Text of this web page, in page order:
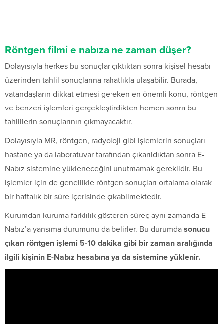
Röntgen filmi e nabıza ne zaman düşer?
Dolayısıyla herkes bu sonuçlar çıktıktan sonra kişisel hesabı
üzerinden tahlil sonuçlarına rahatlıkla ulaşabilir. Burada,
vatandaşların dikkat etmesi gereken en önemli konu, röntgen
ve benzeri işlemleri gerçekleştirdikten hemen sonra bu
tahlillerin sonuçlarının çıkmayacaktır.
Dolayısıyla MR, röntgen, radyoloji gibi işlemlerin sonuçları
hastane ya da laboratuvar tarafından çıkarıldıktan sonra E-
Nabız sistemine yükleneceğini unutmamak gereklidir. Bu
işlemler için de genellikle röntgen sonuçları ortalama olarak
bir haftalık bir süre içerisinde çıkabilmektedir.
Kurumdan kuruma farklılık gösteren süreç aynı zamanda E-
Nabız’a yansıma durumunu da belirler. Bu durumda sonucu
çıkan röntgen işlemi 5-10 dakika gibi bir zaman aralığında
ilgili kişinin E-Nabız hesabına ya da sistemine yüklenir.